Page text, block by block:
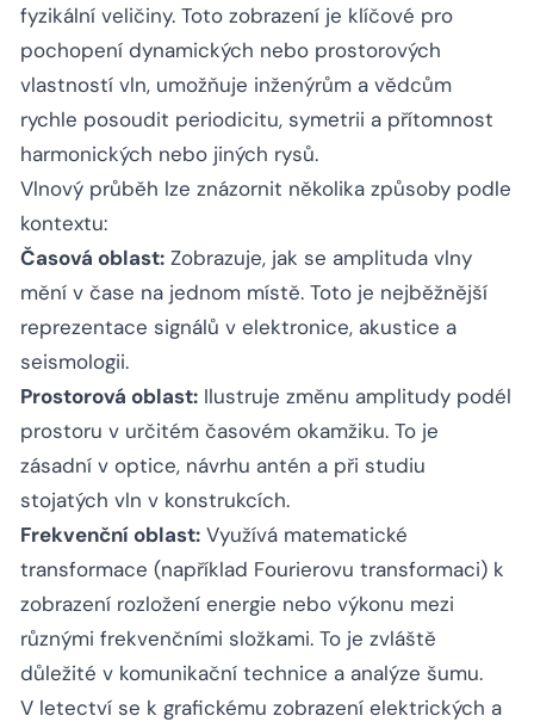
fyzikální veličiny. Toto zobrazení je klíčové pro
pochopení dynamických nebo prostorových
vlastností vln, umožňuje inženýrům a vědcům
rychle posoudit periodicitu, symetrii a přítomnost
harmonických nebo jiných rysů.
Vlnový průběh lze znázornit několika způsoby podle
kontextu:
Časová oblast: Zobrazuje, jak se amplituda vlny
mění v čase na jednom místě. Toto je nejběžnější
reprezentace signálů v elektronice, akustice a
seismologii.
Prostorová oblast: Ilustruje změnu amplitudy podél
prostoru v určitém časovém okamžiku. To je
zásadní v optice, návrhu antén a při studiu
stojatých vln v konstrukcích.
Frekvenční oblast: Využívá matematické
transformace (například Fourierovu transformaci) k
zobrazení rozložení energie nebo výkonu mezi
různými frekvenčními složkami. To je zvláště
důležité v komunikační technice a analýze šumu.
V letectví se k grafickému zobrazení elektrických a